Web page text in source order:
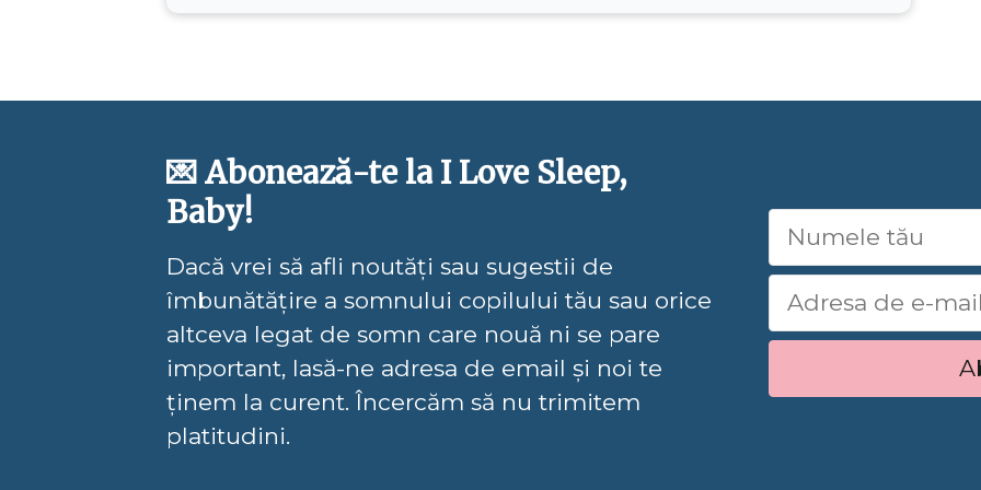
💌 Abonează-te la I Love Sleep,
Baby!
Dacă vrei să afli noutăți sau sugestii de
îmbunătățire a somnului copilului tău sau orice
altceva legat de somn care nouă ni se pare
important, lasă-ne adresa de email și noi te
ținem la curent. Încercăm să nu trimitem
platitudini.